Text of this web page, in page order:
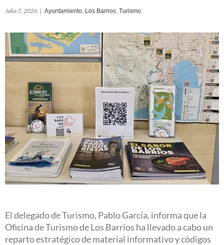
Julio 7, 2026 | Ayuntamiento, Los Barrios, Turismo
El delegado de Turismo, Pablo García, informa que la
Oficina de Turismo de Los Barrios ha llevado a cabo un
reparto estratégico de material informativo y códigos